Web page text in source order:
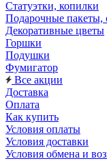
Статуэтки, копилки
Подарочные пакеты,
Декоративные цветы
Горшки
Подушки
Фумигатор
Все акции
Доставка
Оплата
Как купить
Условия оплаты
Условия доставки
Условия обмена и